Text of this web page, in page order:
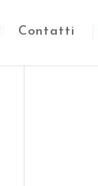
Contatti